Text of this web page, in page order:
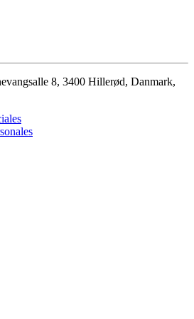
8, 3400 Hillerød, Danmark,